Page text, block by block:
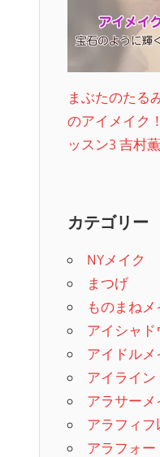
まぶたのたる
のアイメイク
ッスン3 吉村
カテゴリー
NYメイク
まつげ
ものまねメ
アイシャド
アイドルメ
アイライン
アラサーメ
アラフィフ
アラフォー